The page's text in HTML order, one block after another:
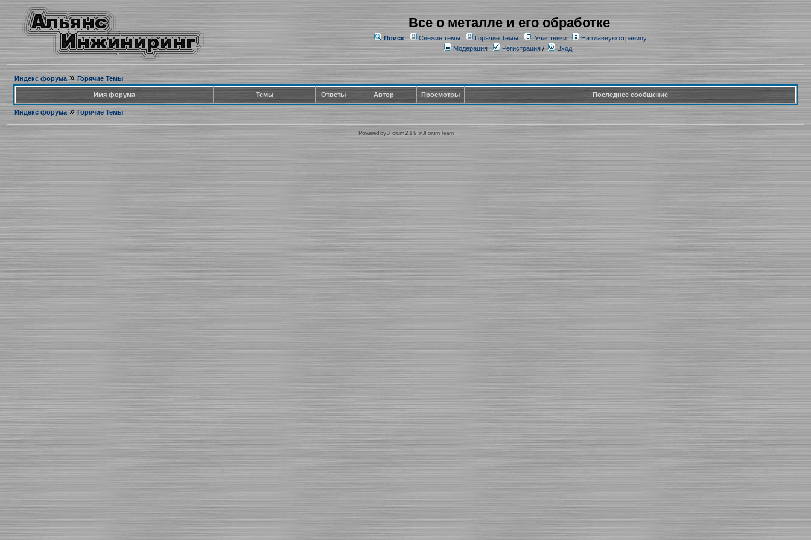
Все о металле и его обработке
Поиск Свежие темы Горячие Темы Участники
На главную страницу
Модерация
Регистрация/ Вход
Индекс форума» Горячие Темы
Имя форума Темы Ответы Автор Просмотры Последнее сообщение
Индекс форума» Горячие Темы
Powered byJForum 2.1.9©JForum Team